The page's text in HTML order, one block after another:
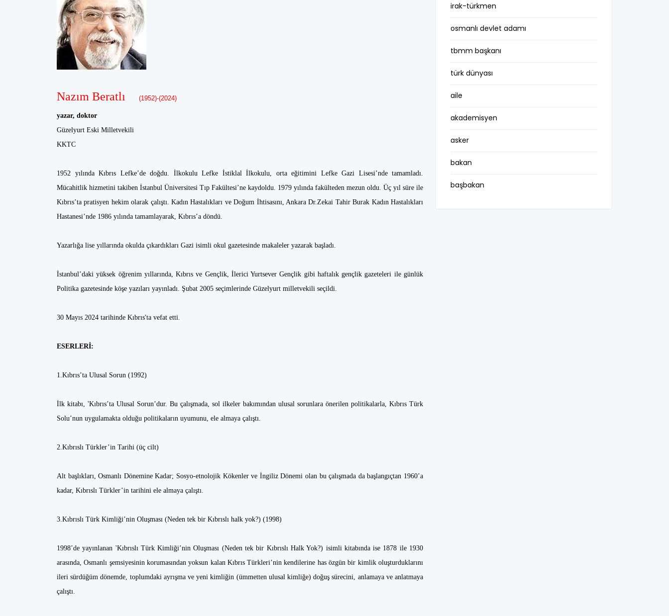
Nazım Beratlı (1952)-(2024)
yazar, doktor
Güzelyurt Eski Milletvekili
KKTC
1952 yılında Kıbrıs Lefke’de doğdu. İlkokulu Lefke İstiklal İlkokulu, orta eğitimini Lefke Gazi Lisesi’nde tamamladı.
Mücahitlik hizmetini takiben İstanbul Üniversitesi Tıp Fakültesi’ne kaydoldu. 1979 yılında fakülteden mezun oldu. Üç yıl süre ile
Kıbrıs’ta pratisyen hekim olarak çalıştı. Kadın Hastalıkları ve Doğum İhtisasını, Ankara Dr.Zekai Tahir Burak Kadın Hastalıkları
Hastanesi’nde 1986 yılında tamamlayarak, Kıbrıs’a döndü.
Yazarlığa lise yıllarında okulda çıkardıkları Gazi isimli okul gazetesinde makaleler yazarak başladı.
İstanbul’daki yüksek öğrenim yıllarında, Kıbrıs ve Gençlik, İlerici Yurtsever Gençlik gibi haftalık gençlik gazeteleri ile günlük
Politika gazetesinde köşe yazıları yayınladı. Şubat 2005 seçimlerinde Güzelyurt milletvekili seçildi.
30 Mayıs 2024 tarihinde Kıbrıs'ta vefat etti.
ESERLERİ:
1.Kıbrıs’ta Ulusal Sorun (1992)
İlk kitabı, 'Kıbrıs’ta Ulusal Sorun’dur. Bu çalışmada, sol ilkeler bakımından ulusal sorunlara önerilen politikalarla, Kıbrıs Türk
Solu’nun uygulamakta olduğu politikaların uyumunu, ele almaya çalıştı.
2.Kıbrıslı Türkler’in Tarihi (üç cilt)
Alt başlıkları, Osmanlı Dönemine Kadar; Sosyo-etnolojik Kökenler ve İngiliz Dönemi olan bu çalışmada da başlangıçtan 1960’a
kadar, Kıbrıslı Türkler’in tarihini ele almaya çalıştı.
3.Kıbrıslı Türk Kimliği’nin Oluşması (Neden tek bir Kıbrıslı halk yok?) (1998)
1998’de yayınlanan 'Kıbrıslı Türk Kimliği’nin Oluşması (Neden tek bir Kıbrıslı Halk Yok?) isimli kitabında ise 1878 ile 1930
arasında, Osmanlı şemsiyesinin korumasından yoksun kalan Kıbrıs Türkleri’nin kendilerine has özgün bir kimlik oluşturduklarını
ileri sürdüğüm dönemde, toplumdaki ayrışma ve yeni kimliğin (ümmetten ulusal kimliğe) doğuş sürecini, anlamaya ve anlatmaya
çalıştı.
irak-türkmen
osmanlı devlet adamı
tbmm başkanı
türk dünyası
aile
akademisyen
asker
bakan
başbakan
belediye başkanı